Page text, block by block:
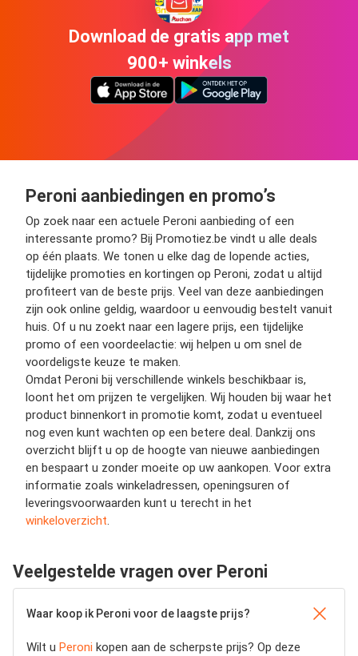
Download de gratis app met
900+ winkels
Peroni aanbiedingen en promo’s
Op zoek naar een actuele Peroni aanbieding of een
interessante promo? Bij Promotiez.be vindt u alle deals
op één plaats. We tonen u elke dag de lopende acties,
tijdelijke promoties en kortingen op Peroni, zodat u altijd
profiteert van de beste prijs. Veel van deze aanbiedingen
zijn ook online geldig, waardoor u eenvoudig bestelt vanuit
huis. Of u nu zoekt naar een lagere prijs, een tijdelijke
promo of een voordeelactie: wij helpen u om snel de
voordeligste keuze te maken.
Omdat Peroni bij verschillende winkels beschikbaar is,
loont het om prijzen te vergelijken. Wij houden bij waar het
product binnenkort in promotie komt, zodat u eventueel
nog even kunt wachten op een betere deal. Dankzij ons
overzicht blijft u op de hoogte van nieuwe aanbiedingen
en bespaart u zonder moeite op uw aankopen. Voor extra
informatie zoals winkeladressen, openingsuren of
leveringsvoorwaarden kunt u terecht in het
winkeloverzicht
Veelgestelde vragen over Peroni
Waar koop ik Peroni voor de laagste prijs?
Wilt u Peroni kopen aan de scherpste prijs? Op deze